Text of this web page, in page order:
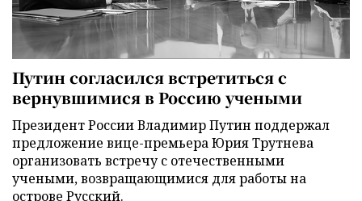
Путин согласился встретиться с
вернувшимися в Россию учеными
Президент России Владимир Путин поддержал
предложение вице-премьера Юрия Трутнева
организовать встречу с отечественными
учеными, возвращающимися для работы на
острове Русский.